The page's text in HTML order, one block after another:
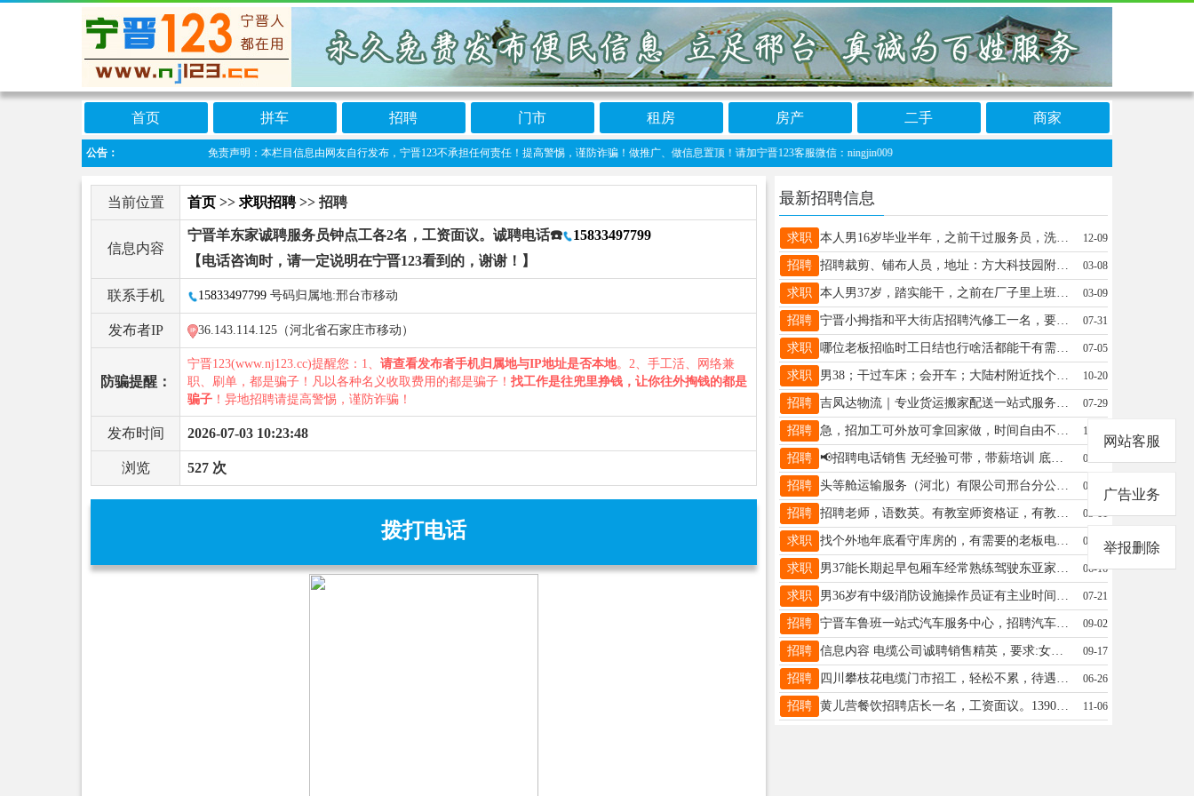
首页 拼车 招聘 门市 租房 房产 二手 商家
公告： 免责声明：本栏目信息由网友自行发布，宁晋123不承担任何责任！提高警惕，谨防诈骗！做推广、做信息置顶！请加宁晋123客服微信：ningjin009
当前位置 首页 >> 求职招聘>> 招聘
信息内容
宁晋羊东家诚聘服务员钟点工各2名，工资面议。诚聘电话☎️
15833497799
【电话咨询时，请一定说明在宁晋123看到的，谢谢！】
联系手机 15833497799 号码归属地:邢台市移动
发布者IP 36.143.114.125（河北省石家庄市移动）
防骗提醒：
宁晋123(www.nj123.cc)提醒您：1、 请查看发布者手机归属地与IP地址是否本地。2、手工活、网络兼
职、刷单，都是骗子！凡以各种名义收取费用的都是骗子！ 找工作是往兜里挣钱，让你往外掏钱的都是
骗子 ！异地招聘请提高警惕，谨防诈骗！
发布时间 2026-07-03 10:23:48
浏览 527 次
拨打电话
最新招聘信息
求职 本人男16岁毕业半年，之前干过服务员，洗车工，顺心捷达装卸工，本人想再宁晋县找个工作，服务员装卸工洗车都可以本人吃苦耐劳，联系方式16768123928 12-09
招聘 招聘裁剪、铺布人员，地址：方大科技园附近杨家庄村，电话：13831983695 03-08
求职 本人男37岁，踏实能干，之前在厂子里上班因效益不好现在在家待业，能熟练使用叉车，现想找一份稳定工作有需要的老板联系我15131962607（微信同号）（保险业务类）的勿扰 03-09
招聘 宁晋小拇指和平大街店招聘汽修工一名，要求经验丰富！工资面议！联系电话13229867091微信同号 07-31
求职 哪位老板招临时工日结也行啥活都能干有需要的老板联系13132470309微信同步 07-05
求职 男38；干过车床；会开车；大陆村附近找个活计；最好计件工资；15175975102 10-20
招聘 吉凤达物流｜专业货运搬家配送一站式服务✅整车零担全境直达💟专线往返高效配送🌐全国网点网络运营👍货运搬家、货物托运、长短途运输🚚京津冀货运认准【吉凤达】靠谱省心！📣火热招聘👉B本双证司机2名👉C1本蓝牌货车司机👉六米八高栏车司机薪资待遇优厚，长期稳定活源多！热线：17717726333微信同号，招聘长期有效！ 07-29
招聘 急，招加工可外放可拿回家做，时间自由不限年龄☎️v13483951601 11-12
招聘 📢招聘电话销售 无经验可带，带薪培训 底薪3000+高提成+奖金，多劳多得 沟通流利、有赚钱欲望即可 📍工作地址：宁晋县医院附近 📞联系：13831944276 03-25
招聘 头等舱运输服务（河北）有限公司邢台分公司招聘宁晋区域到石家庄跨城业务25-55周岁，身体健康，形象端正，无不良嗜好。驾龄3年以上，无严重违法记录。退伍军人及有网络司机资格证者优先。 06-30
招聘 招聘老师，语数英。有教室师资格证，有教学经验，工资5000+ 联系电话15131963012 公休。 03-11
求职 找个外地年底看守库房的，有需要的老板电话联系18831999200 01-25
求职 男37能长期起早包厢车经常熟练驾驶东亚家具附近居住。找各种日结或者长期工作等15127908173 06-16
求职 男36岁有中级消防设施操作员证有主业时间灵活寻一份兼职工作需要的老板联系13383397169 07-21
招聘 宁晋车鲁班一站式汽车服务中心，招聘汽车美容技师两名，车内精洗护理，车外抛光打蜡，太阳膜等。洗车工六名可培训美容技能。地址宁晋南环路玉德里小区对过路南，电话15931996703 09-02
招聘 信息内容 电缆公司诚聘销售精英，要求:女年龄25-35岁，五官端正，有电缆销售经验者优先薪资待遇:底薪3000+提成+奖金，8小时工作制，公休4天，无需出差!地址:宁晋县电话:13589026003 09-17
招聘 四川攀枝花电缆门市招工，轻松不累，待遇好 踏实，能干，有工作经验者优先！13882330488 06-26
招聘 黄儿营餐饮招聘店长一名，工资面议。13903397554 11-06
网站客服
广告业务
举报删除